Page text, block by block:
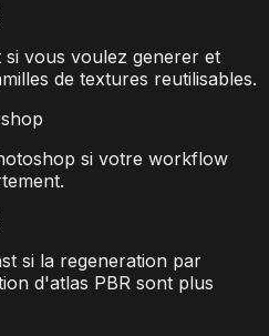
si vous voulez generer et
de textures reutilisables.
si votre workflow
si la regeneration par
d'atlas PBR sont plus